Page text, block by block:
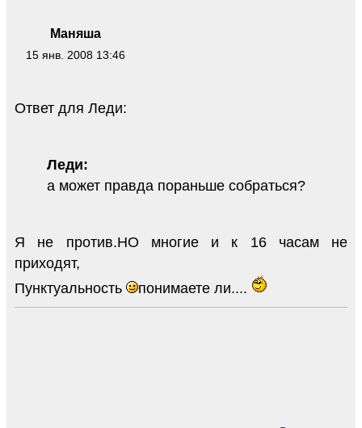
Маняша
15 янв. 2008 13:46
Ответ для Леди:
Леди:
а может правда пораньше собраться?
Я не против.НО многие и к 16 часам не
приходят,
Пунктуальность
понимаете ли....